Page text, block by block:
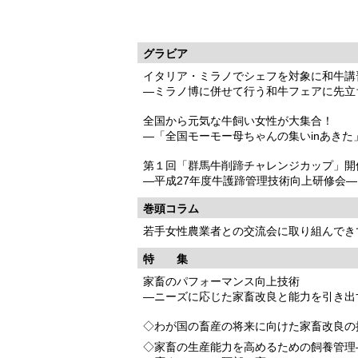
グラビア
イタリア・ミラノでシェフを対象に和牛
―ミラノ博に併せて行う和牛フェアに先
全国から元気な牛飼い女性が大集合！
―「全国モーモー母ちゃんの集いinあき
第１回「群馬牛削蹄チャレンジカップ」開
―平成27年度牛護蹄管理技術向上研修
巻頭コラム
若手女性農業者との交流会に取り組ん
特 集
家畜のパフォーマンス向上技術
―ニーズに応じた家畜改良と能力を引き
◇わが国の畜産の将来に向けた家畜改良
◇家畜の生産能力を高めるための飼養管